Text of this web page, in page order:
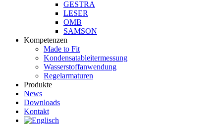
GESTRA
LESER
OMB
SAMSON
Kompetenzen
Made to Fit
Kondensat­ableiter­messung
Wasserstoff­anwendung
Regel­arma­turen
Produkte
News
Downloads
Kontakt